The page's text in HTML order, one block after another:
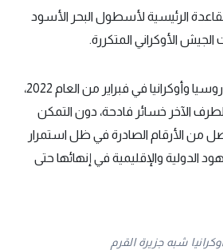
الرئيسية لأسطول البحر الأسود
الأوكراني المتكررة.
ومنذ اندلاع الحرب بين روسيا وأوكرانيا في فبراير من العام 2022،
الآخر خسائر فادحة، دون التمكن
من الأرقام الصادرة في ظل استمرار
الدولية والإقليمية في إنهائها حتى
أوكرانيا شبه جزيرة القرم